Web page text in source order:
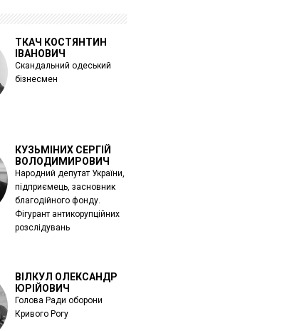
ТКАЧ КОСТЯНТИН
ІВАНОВИЧ
Скандальний одеський
бізнесмен
КУЗЬМІНИХ СЕРГІЙ
ВОЛОДИМИРОВИЧ
Народний депутат України,
підприємець, засновник
благодійного фонду.
Фігурант антикорупційних
розслідувань
ВІЛКУЛ ОЛЕКСАНДР
ЮРІЙОВИЧ
Голова Ради оборони
Кривого Рогу